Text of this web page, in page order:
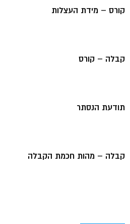
קורס – מידת העצלות
קבלה – קורס
תודעת הנסתר
קבלה – מהות חכמת הקבלה